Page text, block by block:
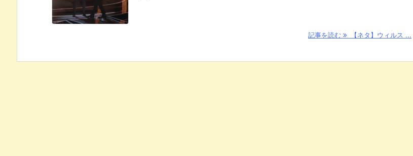
記事を読む 【ネタ】ウィルス ...